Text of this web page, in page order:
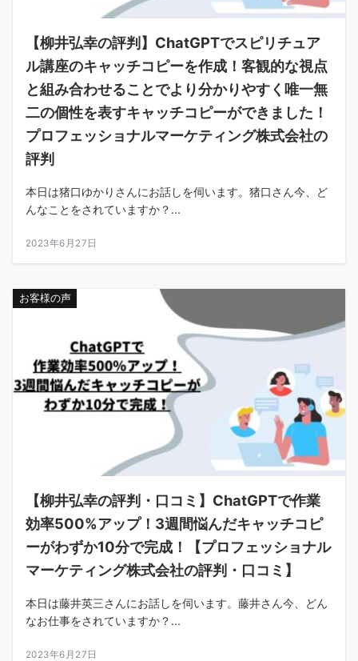
【柳井弘幸の評判】ChatGPTでスピリチュア
ル講座のキャッチコピーを作成！客観的な視点
と組み合わせることでより分かりやすく唯一無
二の個性を表すキャッチコピーができました！
プロフェッショナルマーケティング株式会社の
評判
本日は猪口ゆかりさんにお話しを伺います。猪口さん今、ど
んなことをされていますか？...
2023年6月27日
お客様の声
【柳井弘幸の評判・口コミ】ChatGPTで作業
効率500%アップ！3週間悩んだキャッチコピ
ーがわずか10分で完成！【プロフェッショナル
マーケティング株式会社の評判・口コミ】
本日は藤井英三さんにお話しを伺います。藤井さん今、どん
なお仕事をされていますか？...
2023年6月27日